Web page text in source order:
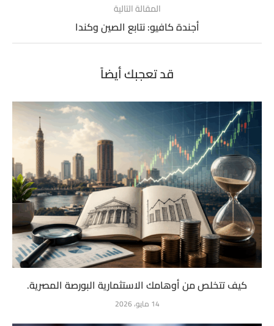
المقالة التالية
أجندة كافيو: نتابع الصين وكندا
قد تعجبك أيضاً
كيف تتخلص من أوهامك الاستثمارية البورصة المصرية.
14 مايو، 2026